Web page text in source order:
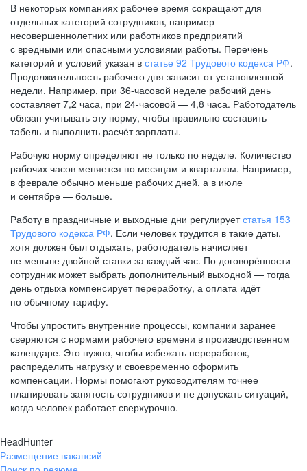
В некоторых компаниях рабочее время сокращают для
отдельных категорий сотрудников, например
несовершеннолетних или работников предприятий
с вредными или опасными условиями работы. Перечень
категорий и условий указан в статье 92 Трудового кодекса РФ.
Продолжительность рабочего дня зависит от установленной
недели. Например, при 36-часовой неделе рабочий день
составляет 7,2 часа, при 24-часовой — 4,8 часа. Работодатель
обязан учитывать эту норму, чтобы правильно составить
табель и выполнить расчёт зарплаты.
Рабочую норму определяют не только по неделе. Количество
рабочих часов меняется по месяцам и кварталам. Например,
в феврале обычно меньше рабочих дней, а в июле
и сентябре — больше.
Работу в праздничные и выходные дни регулируетстатья 153
Трудового кодекса РФ. Если человек трудится в такие даты,
хотя должен был отдыхать, работодатель начисляет
не меньше двойной ставки за каждый час. По договорённости
сотрудник может выбрать дополнительный выходной — тогда
день отдыха компенсирует переработку, а оплата идёт
по обычному тарифу.
Чтобы упростить внутренние процессы, компании заранее
сверяются с нормами рабочего времени в производственном
календаре. Это нужно, чтобы избежать переработок,
распределить нагрузку и своевременно оформить
компенсации. Нормы помогают руководителям точнее
планировать занятость сотрудников и не допускать ситуаций,
когда человек работает сверхурочно.
HeadHunter
Размещение вакансий